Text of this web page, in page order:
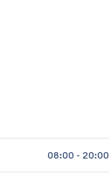
08:00 - 20:00